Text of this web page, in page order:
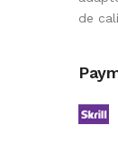
de